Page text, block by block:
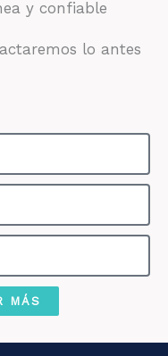
y confiable
lo antes
MÁS